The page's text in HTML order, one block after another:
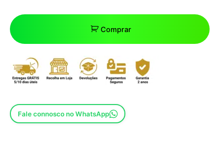
Comprar
Fale connosco no WhatsApp